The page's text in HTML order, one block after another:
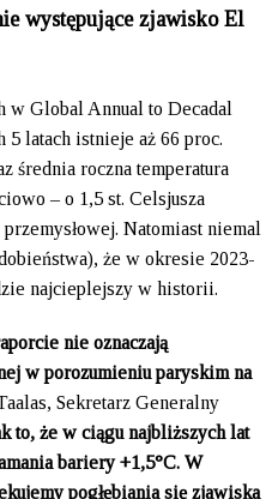
występujące zjawisko El
w Global Annual to Decadal
latach istnieje aż 66 proc.
średnia roczna temperatura
– o 1,5 st. Celsjusza
Natomiast niemal
że w okresie 2023-
najcieplejszy w historii.
nie oznaczają
w porozumieniu paryskim na
Sekretarz Generalny
to, że w ciągu najbliższych lat
bariery +1,5°C. W
pogłębiania się zjawiska